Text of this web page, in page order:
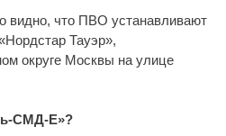
видно, что ПВО устанавливают
Тауэр»,
округе Москвы на улице
СМД-Е»?